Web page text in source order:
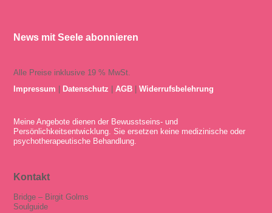
News mit Seele abonnieren
Alle Preise inklusive 19 % MwSt.
Impressum | Datenschutz |AGB |Widerrufsbelehrung
Meine Angebote dienen der Bewusstseins- und
Persönlichkeitsentwicklung. Sie ersetzen keine medizinische oder
psychotherapeutische Behandlung.
Kontakt
Bridge – Birgit Golms
Soulguide